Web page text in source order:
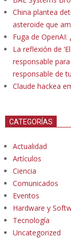
China plantea
asteroide que
Fuga de
La reflexión de
responsable
responsable de
Claude hackea
CATEGORÍAS
Actualidad
Artículos
Ciencia
Comunicados
Eventos
Hardware y
Tecnología
Uncategorized